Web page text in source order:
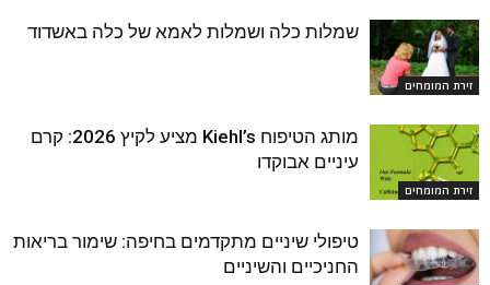
זירת המומחים
שמלות כלה ושמלות לאמא של כלה באשדוד
זירת המומחים
מותג הטיפוח Kiehl’s מציע לקיץ 2026: קרם
עיניים אבוקדו
טיפולי שיניים מתקדמים בחיפה: שימור בריאות
החניכיים והשיניים